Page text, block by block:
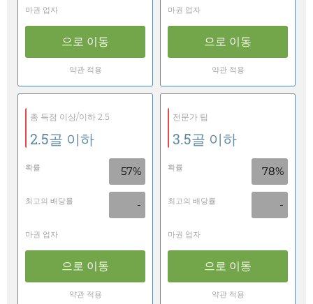
마권 업자
으로 이동
약관 적용
마권 업자
으로 이동
약관 적용
총 득점 이상/이하 2.5
2.5골 이하
확률 57%
최고의 배당률 -
마권 업자
으로 이동
약관 적용
전문가 팁
3.5골 이하
확률 78%
최고의 배당률 -
마권 업자
으로 이동
약관 적용